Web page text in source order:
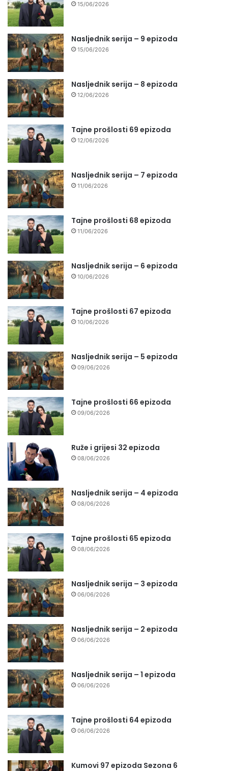
15/06/2026
Nasljednik serija – 9 epizoda
15/06/2026
Nasljednik serija – 8 epizoda
12/06/2026
Tajne prošlosti 69 epizoda
12/06/2026
Nasljednik serija – 7 epizoda
11/06/2026
Tajne prošlosti 68 epizoda
11/06/2026
Nasljednik serija – 6 epizoda
10/06/2026
Tajne prošlosti 67 epizoda
10/06/2026
Nasljednik serija – 5 epizoda
09/06/2026
Tajne prošlosti 66 epizoda
09/06/2026
Ruže i grijesi 32 epizoda
08/06/2026
Nasljednik serija – 4 epizoda
08/06/2026
Tajne prošlosti 65 epizoda
08/06/2026
Nasljednik serija – 3 epizoda
06/06/2026
Nasljednik serija – 2 epizoda
06/06/2026
Nasljednik serija – 1 epizoda
06/06/2026
Tajne prošlosti 64 epizoda
06/06/2026
Kumovi 97 epizoda Sezona 6